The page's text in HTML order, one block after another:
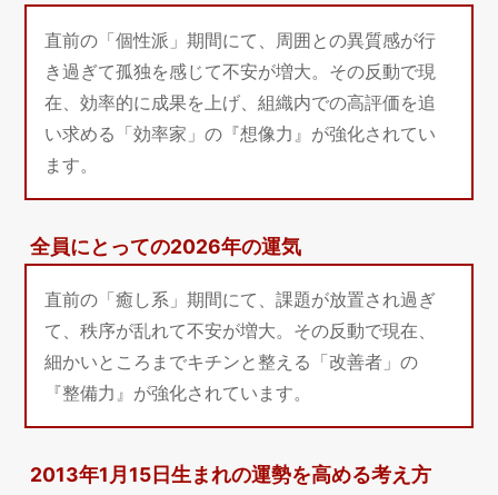
直前の「個性派」期間にて、周囲との異質感が行
き過ぎて孤独を感じて不安が増大。その反動で現
在、効率的に成果を上げ、組織内での高評価を追
い求める「効率家」の『想像力』が強化されてい
ます。
全員にとっての2026年の運気
直前の「癒し系」期間にて、課題が放置され過ぎ
て、秩序が乱れて不安が増大。その反動で現在、
細かいところまでキチンと整える「改善者」の
『整備力』が強化されています。
2013年1月15日生まれの運勢を高める考え方